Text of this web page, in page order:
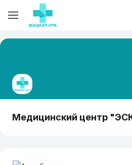
Медицинский центр